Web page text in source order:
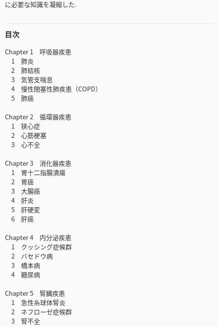
に必要な知識を凝縮した.
目次
Chapter 1 呼吸器疾患
1 肺炎
2 肺結核
3 気管支喘息
4 慢性閉塞性肺疾患（COPD）
5 肺癌
Chapter 2 循環器疾患
1 狭心症
2 心筋梗塞
3 心不全
Chapter 3 消化器疾患
1 胃十二指腸潰瘍
2 胃癌
3 大腸癌
4 肝炎
5 肝硬変
6 肝癌
Chapter 4 内分泌疾患
1 クッシング症候群
2 バセドウ病
3 橋本病
4 糖尿病
Chapter 5 腎臓疾患
1 急性糸球体腎炎
2 ネフローゼ症候群
3 腎不全